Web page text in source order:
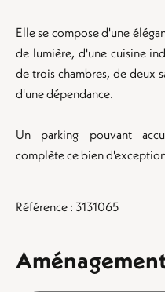
Elle se compose d'une
de lumière, d'une cuisine
de trois chambres, de deux
d'une dépendance.
Un parking pouvant
complète ce bien
Référence : 3131065